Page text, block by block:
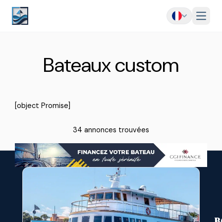
Menu
Bateaux custom
[object Promise]
34 annonces trouvées